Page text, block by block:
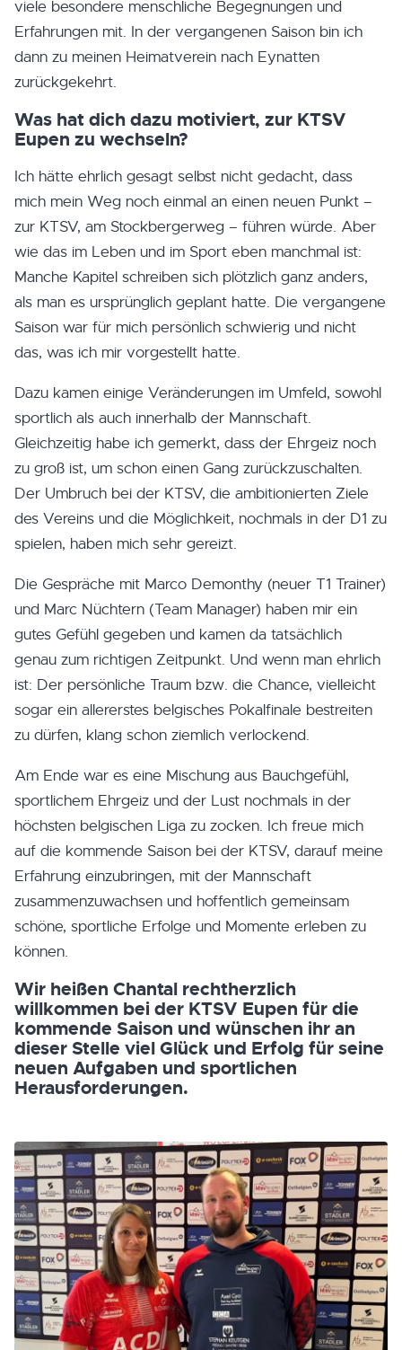
viele besondere menschliche Begegnungen und
Erfahrungen mit. In der vergangenen Saison bin ich
dann zu meinen Heimatverein nach Eynatten
zurückgekehrt.
Was hat dich dazu motiviert, zur KTSV
Eupen zu wechseln?
Ich hätte ehrlich gesagt selbst nicht gedacht, dass
mich mein Weg noch einmal an einen neuen Punkt –
zur KTSV, am Stockbergerweg – führen würde. Aber
wie das im Leben und im Sport eben manchmal ist:
Manche Kapitel schreiben sich plötzlich ganz anders,
als man es ursprünglich geplant hatte. Die vergangene
Saison war für mich persönlich schwierig und nicht
das, was ich mir vorgestellt hatte.
Dazu kamen einige Veränderungen im Umfeld, sowohl
sportlich als auch innerhalb der Mannschaft.
Gleichzeitig habe ich gemerkt, dass der Ehrgeiz noch
zu groß ist, um schon einen Gang zurückzuschalten.
Der Umbruch bei der KTSV, die ambitionierten Ziele
des Vereins und die Möglichkeit, nochmals in der D1 zu
spielen, haben mich sehr gereizt.
Die Gespräche mit Marco Demonthy (neuer T1 Trainer)
und Marc Nüchtern (Team Manager) haben mir ein
gutes Gefühl gegeben und kamen da tatsächlich
genau zum richtigen Zeitpunkt. Und wenn man ehrlich
ist: Der persönliche Traum bzw. die Chance, vielleicht
sogar ein allererstes belgisches Pokalfinale bestreiten
zu dürfen, klang schon ziemlich verlockend.
Am Ende war es eine Mischung aus Bauchgefühl,
sportlichem Ehrgeiz und der Lust nochmals in der
höchsten belgischen Liga zu zocken. Ich freue mich
auf die kommende Saison bei der KTSV, darauf meine
Erfahrung einzubringen, mit der Mannschaft
zusammenzuwachsen und hoffentlich gemeinsam
schöne, sportliche Erfolge und Momente erleben zu
können.
Wir heißen Chantal rechtherzlich
willkommen bei der KTSV Eupen für die
kommende Saison und wünschen ihr an
dieser Stelle viel Glück und Erfolg für seine
neuen Aufgaben und sportlichen
Herausforderungen.